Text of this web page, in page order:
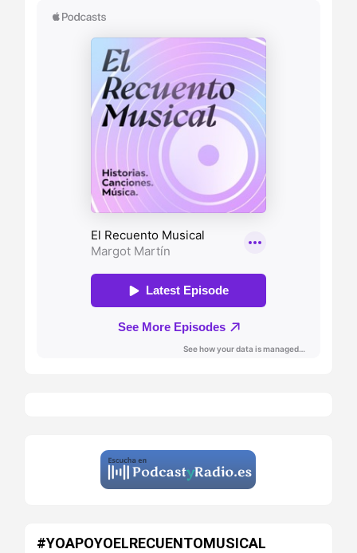
#YOAPOYOELRECUENTOMUSICAL